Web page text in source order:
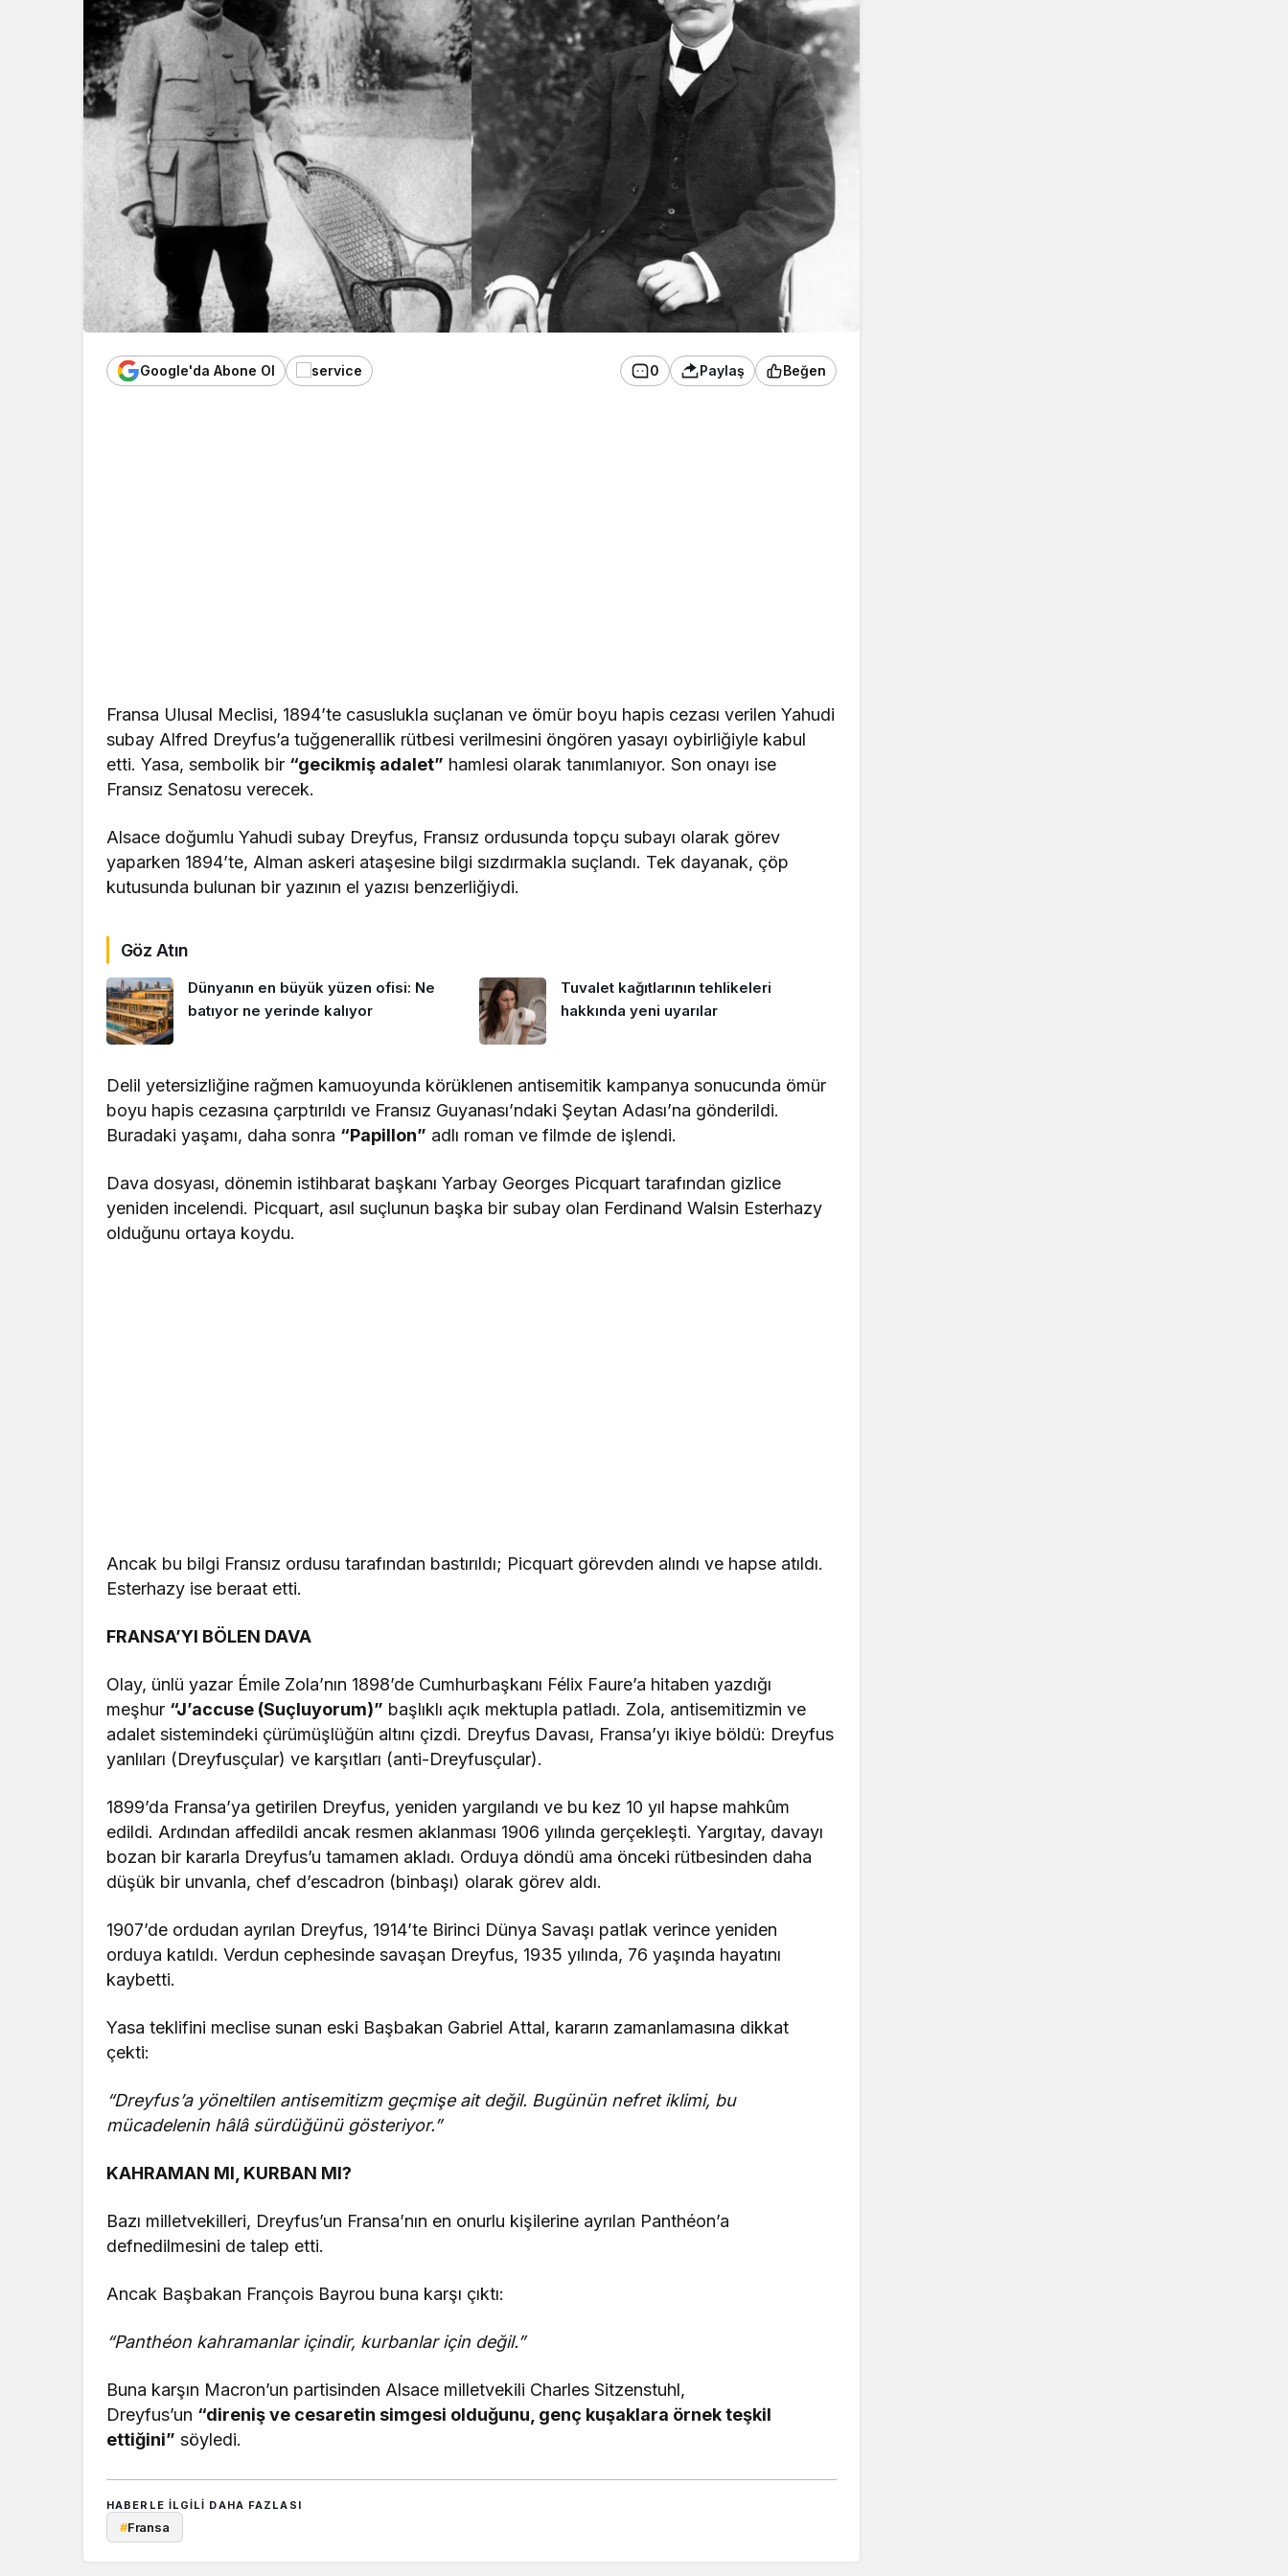
Google'da Abone Ol 0 Paylaş Beğen
Fransa Ulusal Meclisi, 1894’te casuslukla suçlanan ve ömür boyu hapis cezası verilen Yahudi
subay Alfred Dreyfus’a tuğgenerallik rütbesi verilmesini öngören yasayı oybirliğiyle kabul
etti. Yasa, sembolik bir “gecikmiş adalet” hamlesi olarak tanımlanıyor. Son onayı ise
Fransız Senatosu verecek.
Alsace doğumlu Yahudi subay Dreyfus, Fransız ordusunda topçu subayı olarak görev
yaparken 1894’te, Alman askeri ataşesine bilgi sızdırmakla suçlandı. Tek dayanak, çöp
kutusunda bulunan bir yazının el yazısı benzerliğiydi.
Göz Atın
Dünyanın en büyük yüzen ofisi: Ne
batıyor ne yerinde kalıyor
Tuvalet kağıtlarının tehlikeleri
hakkında yeni uyarılar
Delil yetersizliğine rağmen kamuoyunda körüklenen antisemitik kampanya sonucunda ömür
boyu hapis cezasına çarptırıldı ve Fransız Guyanası’ndaki Şeytan Adası’na gönderildi.
Buradaki yaşamı, daha sonra “Papillon” adlı roman ve filmde de işlendi.
Dava dosyası, dönemin istihbarat başkanı Yarbay Georges Picquart tarafından gizlice
yeniden incelendi. Picquart, asıl suçlunun başka bir subay olan Ferdinand Walsin Esterhazy
olduğunu ortaya koydu.
Ancak bu bilgi Fransız ordusu tarafından bastırıldı; Picquart görevden alındı ve hapse atıldı.
Esterhazy ise beraat etti.
FRANSA’YI BÖLEN DAVA
Olay, ünlü yazar Émile Zola’nın 1898’de Cumhurbaşkanı Félix Faure’a hitaben yazdığı
meşhur “J’accuse (Suçluyorum)” başlıklı açık mektupla patladı. Zola, antisemitizmin ve
adalet sistemindeki çürümüşlüğün altını çizdi. Dreyfus Davası, Fransa’yı ikiye böldü: Dreyfus
yanlıları (Dreyfusçular) ve karşıtları (anti-Dreyfusçular).
1899’da Fransa’ya getirilen Dreyfus, yeniden yargılandı ve bu kez 10 yıl hapse mahkûm
edildi. Ardından affedildi ancak resmen aklanması 1906 yılında gerçekleşti. Yargıtay, davayı
bozan bir kararla Dreyfus’u tamamen akladı. Orduya döndü ama önceki rütbesinden daha
düşük bir unvanla, chef d’escadron (binbaşı) olarak görev aldı.
1907’de ordudan ayrılan Dreyfus, 1914’te Birinci Dünya Savaşı patlak verince yeniden
orduya katıldı. Verdun cephesinde savaşan Dreyfus, 1935 yılında, 76 yaşında hayatını
kaybetti.
Yasa teklifini meclise sunan eski Başbakan Gabriel Attal, kararın zamanlamasına dikkat
çekti:
“Dreyfus’a yöneltilen antisemitizm geçmişe ait değil. Bugünün nefret iklimi, bu
mücadelenin hâlâ sürdüğünü gösteriyor.”
KAHRAMAN MI, KURBAN MI?
Bazı milletvekilleri, Dreyfus’un Fransa’nın en onurlu kişilerine ayrılan Panthéon’a
defnedilmesini de talep etti.
Ancak Başbakan François Bayrou buna karşı çıktı:
“Panthéon kahramanlar içindir, kurbanlar için değil.”
Buna karşın Macron’un partisinden Alsace milletvekili Charles Sitzenstuhl,
Dreyfus’un “direniş ve cesaretin simgesi olduğunu, genç kuşaklara örnek teşkil
ettiğini” söyledi.
HABERLE ILGILI DAHA FAZLASI
#Fransa